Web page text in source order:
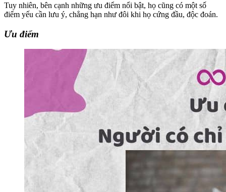
Tuy nhiên, bên cạnh những ưu điểm nổi bật, họ cũng có một số
điểm yếu cần lưu ý, chẳng hạn như đôi khi họ cứng đầu, độc đoán.
Ưu điểm